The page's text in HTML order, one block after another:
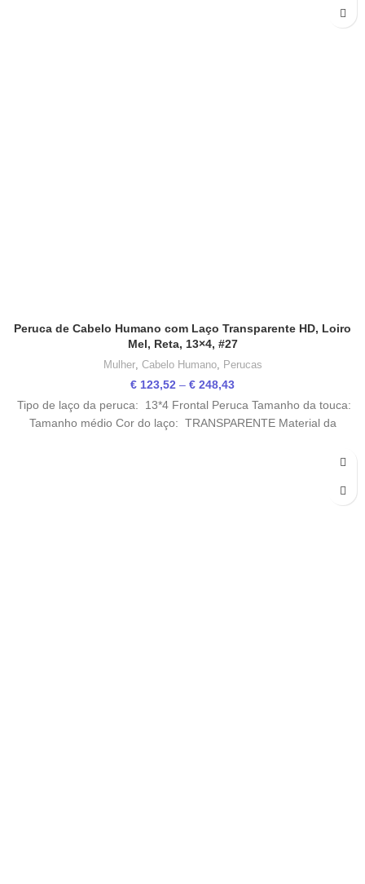
Peruca de Cabelo Humano com Laço Transparente HD, Loiro
Mel, Reta, 13×4, #27
Mulher, Cabelo Humano, Perucas
€ 123,52 – € 248,43Price
range:
€ 123,52
through
Tipo de laço da peruca: 13*4 Frontal Peruca Tamanho da touca:
Tamanho médio Cor do laço: TRANSPARENTE Material da